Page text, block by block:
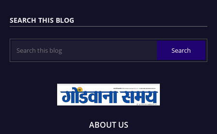
SEARCH THIS BLOG
ABOUT US